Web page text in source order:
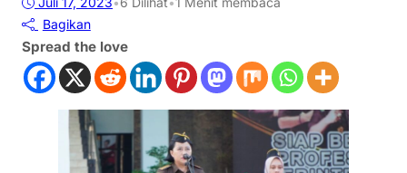
Bagikan
Spread the love